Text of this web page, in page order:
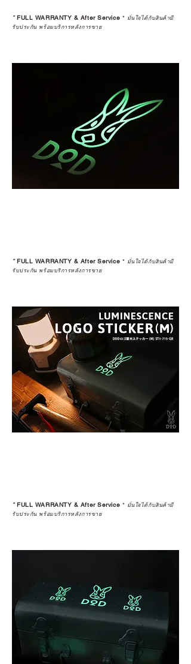
*FULL WARRANTY & After Service * มั่นใจได้กับสินค้ามี
รับประกัน พร้อมบริการหลังการขาย
*FULL WARRANTY & After Service * มั่นใจได้กับสินค้ามี
รับประกัน พร้อมบริการหลังการขาย
*FULL WARRANTY & After Service * มั่นใจได้กับสินค้ามี
รับประกัน พร้อมบริการหลังการขาย